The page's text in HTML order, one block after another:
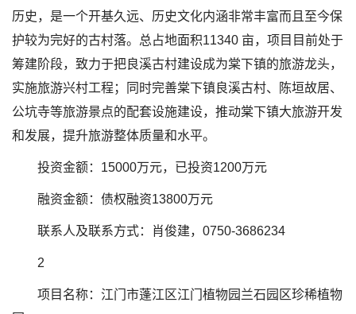
历史，是一个开基久远、历史文化内涵非常丰富而且至今保
护较为完好的古村落。总占地面积11340 亩，项目目前处于
筹建阶段，致力于把良溪古村建设成为棠下镇的旅游龙头，
实施旅游兴村工程；同时完善棠下镇良溪古村、陈垣故居、
公坑寺等旅游景点的配套设施建设，推动棠下镇大旅游开发
和发展，提升旅游整体质量和水平。
投资金额：15000万元，已投资1200万元
融资金额：债权融资13800万元
联系人及联系方式：肖俊建，0750-3686234
2
项目名称：江门市蓬江区江门植物园兰石园区珍稀植物